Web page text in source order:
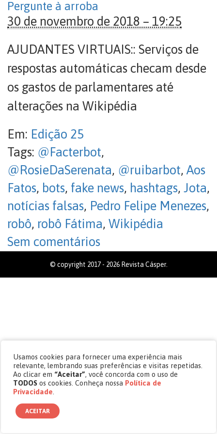
Pergunte à arroba
30 de novembro de 2018 – 19:25
AJUDANTES VIRTUAIS:: Serviços de
respostas automáticas checam desde
os gastos de parlamentares até
alterações na Wikipédia
Em: Edição 25
Tags: @Facterbot,
@RosieDaSerenata, @ruibarbot, Aos
Fatos, bots, fake news, hashtags, Jota,
notícias falsas, Pedro Felipe Menezes,
robô, robô Fátima, Wikipédia
Sem comentários
© copyright 2017 - 2026 Revista Cásper.
Usamos cookies para fornecer uma experiência mais
relevante, lembrando suas preferências e visitas repetidas.
Ao clicar em “Aceitar”, você concorda com o uso de
TODOS os cookies. Conheça nossa Política de
Privacidade
ACEITAR